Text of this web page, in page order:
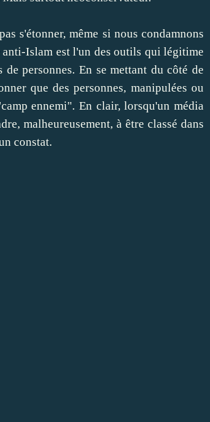
s'étonner, même si nous condamnons
Islam est l'un des outils qui légitime
personnes. En se mettant du côté de
que des personnes, manipulées ou
ennemi". En clair, lorsqu'un média
malheureusement, à être classé dans
constat.